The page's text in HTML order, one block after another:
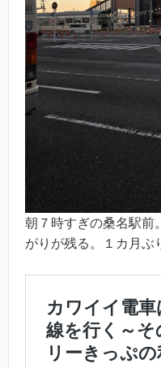
朝７時すぎの桑名駅前
がりが残る。１カ月ぶ